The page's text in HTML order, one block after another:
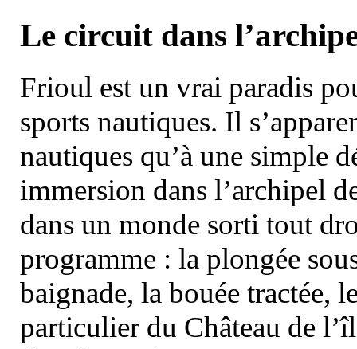
Le circuit dans
Frioul est un vrai paradis
sports nautiques. Il
nautiques qu’à une simple
immersion dans l’archipel
dans un monde sorti tout
programme : la plongée
baignade, la bouée tractée,
particulier du Château de